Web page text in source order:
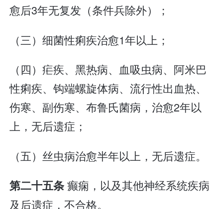
愈后3年无复发（条件兵除外）；
（三）细菌性痢疾治愈1年以上；
（四）疟疾、黑热病、血吸虫病、阿米巴
性痢疾、钩端螺旋体病、流行性出血热、
伤寒、副伤寒、布鲁氏菌病，治愈2年以
上，无后遗症；
（五）丝虫病治愈半年以上，无后遗症。
第二十五条癫痫，以及其他神经系统疾病
及后遗症，不合格。